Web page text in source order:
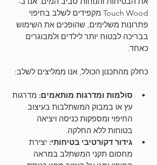
Touch Wood מקפידים לשלב בחיפוי
פתרונות משלימים, שהופכים את השימוש
בבריכה לבטוח יותר לילדים ולמבוגרים
כאחד.
כחלק מהתכנון הכולל, אנו ממליצים לשלב:
סולמות ומדרגות מותאמים: מדרגות
עץ או במבוק המשתלבות בעיצוב
החיפוי ומספקות כניסה ויציאה
בטוחות ללא החלקה.
גידור דקורטיבי בטיחותי: יצירת
מחסום תקני המשתלב במראה